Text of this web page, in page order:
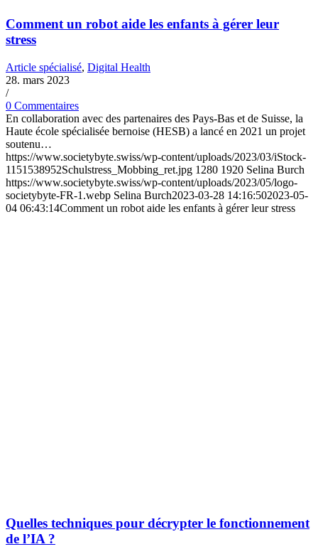
Comment un robot aide les enfants à gérer leur
stress
Article spécialisé, Digital Health
28. mars 2023
/
0 Commentaires
En collaboration avec des partenaires des Pays-Bas et de Suisse, la
Haute école spécialisée bernoise (HESB) a lancé en 2021 un projet
soutenu…
https://www.societybyte.swiss/wp-content/uploads/2023/03/iStock-
1151538952Schulstress_Mobbing_ret.jpg 1280 1920 Selina Burch
https://www.societybyte.swiss/wp-content/uploads/2023/05/logo-
societybyte-FR-1.webp Selina Burch2023-03-28 14:16:502023-05-
04 06:43:14Comment un robot aide les enfants à gérer leur stress
Quelles techniques pour décrypter le fonctionnement
de l’IA ?